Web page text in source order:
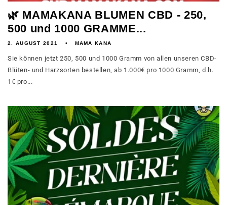
🌿 MAMAKANA BLUMEN CBD - 250,
500 und 1000 GRAMME...
2. AUGUST 2021 MAMA KANA
Sie können jetzt 250, 500 und 1000 Gramm von allen unseren CBD-
Blüten- und Harzsorten bestellen, ab 1.000€ pro 1000 Gramm, d.h.
1€ pro...